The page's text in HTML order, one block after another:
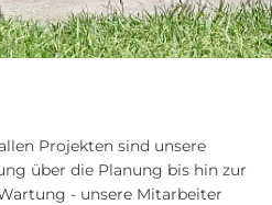
Projekten sind unsere
über die Planung bis hin zur
- unsere Mitarbeiter